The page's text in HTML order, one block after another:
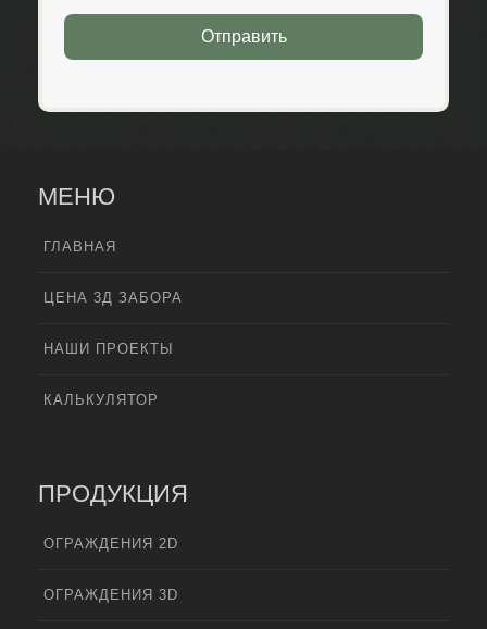
Отправить
МЕНЮ
ГЛАВНАЯ
ЦЕНА 3Д ЗАБОРА
НАШИ ПРОЕКТЫ
КАЛЬКУЛЯТОР
ПРОДУКЦИЯ
ОГРАЖДЕНИЯ 2D
ОГРАЖДЕНИЯ 3D